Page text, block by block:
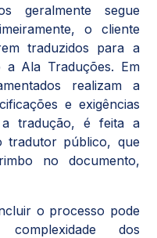
geralmente segue
o cliente
traduzidos para a
a Ala Traduções. Em
realizam a
e exigências
tradução, é feita a
tradutor público, que
no documento,
o processo pode
dos